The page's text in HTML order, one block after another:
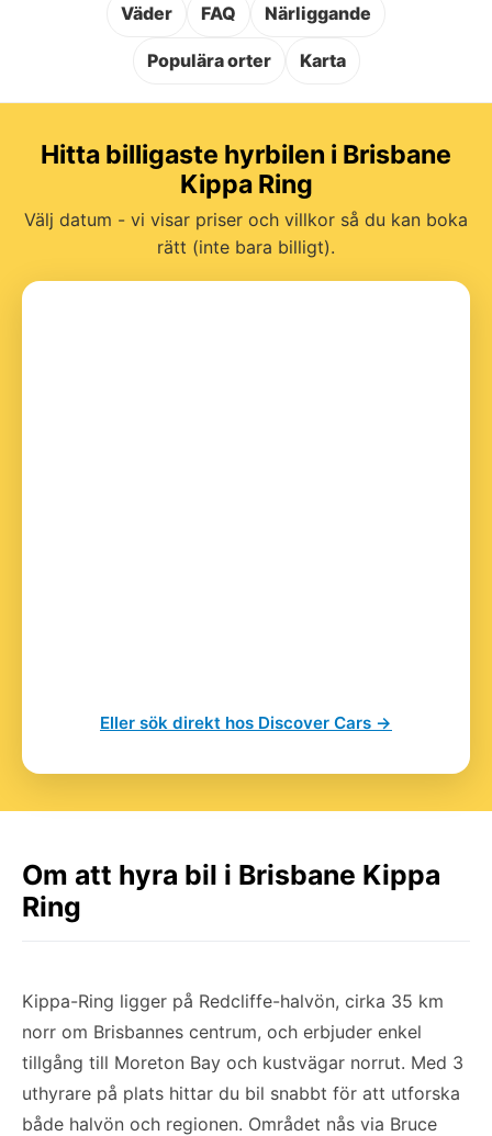
Väder FAQ Närliggande
Populära orter Karta
Hitta billigaste hyrbilen i Brisbane
Kippa Ring
Välj datum - vi visar priser och villkor så du kan boka
rätt (inte bara billigt).
Eller sök direkt hos Discover Cars →
Om att hyra bil i Brisbane Kippa
Ring
Kippa-Ring ligger på Redcliffe-halvön, cirka 35 km
norr om Brisbannes centrum, och erbjuder enkel
tillgång till Moreton Bay och kustvägar norrut. Med 3
uthyrare på plats hittar du bil snabbt för att utforska
både halvön och regionen. Området nås via Bruce